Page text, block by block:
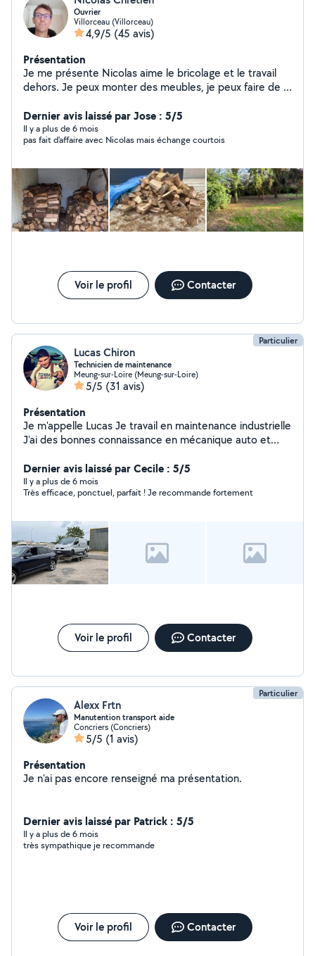
Ouvrier
Villorceau (Villorceau)
4,9/5 (45 avis)
Présentation
Je me présente Nicolas aime le bricolage et le travail
dehors. Je peux monter des meubles, je peux faire de la
chiens.fendre du bois.
Dernier avis laissé par Jose : 5/5
Il y a plus de 6 mois
pas fait d'affaire avec Nicolas mais échange courtois
Voir le profil Contacter
Particulier
Lucas Chiron
Technicien de maintenance
Meung-sur-Loire (Meung-sur-Loire)
5/5 (31 avis)
Présentation
Je m'appelle Lucas Je travail en maintenance industrielle
J'ai des bonnes connaissance en mécanique auto et
Dernier avis laissé par Cecile : 5/5
Il y a plus de 6 mois
Très efficace, ponctuel, parfait ! Je recommande fortement
Voir le profil Contacter
Particulier
Alexx Frtn
Manutention transport aide
Concriers (Concriers)
5/5 (1 avis)
Présentation
Je n'ai pas encore renseigné ma présentation.
Dernier avis laissé par Patrick : 5/5
Il y a plus de 6 mois
très sympathique je recommande
Voir le profil Contacter